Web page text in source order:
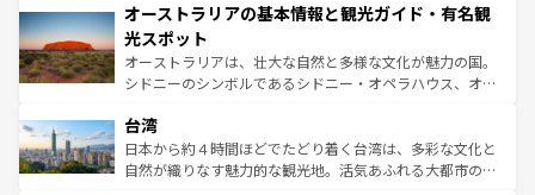
部のニューオーリンズでは、音楽と美食が融合した独特の
文化が魅力。旅行者はアメリカの各地域で異なる魅力を楽
しみながら、その多様性と豊かな歴史を感じることができ
るだろう。車でのロードトリップや列車の旅も、アメリカ
情報は
ワイ島は見逃せない。また、定番の観光地といえばオアフ
島だが、静かな自然を求めるならマウイ島やカウアイ島が
おすすめ。エメラルドグリーンに輝く海をはじめ、豊かな
文化や歴史が息づいている。「アロハスピリット」と呼ば
人々、おいしいローカルフードやハワイアンミュージッ
ク、伝統的なフラダンスなど、すべてがハワイの魅力を彩
っている。訪れるたびに新しい発見と感動が待っているハ
オーストラリアの基本情報と観光ガイド・有名観
光スポット
オーストラリアは、壮大な自然と多様な文化が魅力の国。
シドニーのシンボルであるシドニー・オペラハウス、オー
リアリーフや大陸中央部にそびえるウルル（エアーズロッ
ク）、タスマニアの美しい原生林やケアンズの熱帯雨林な
ど、見どころがたくさん。また、カフェやワイン、オージ
台湾
日本から約４時間ほどでたどり着く台湾は、多彩な文化と
自然が織りなす魅力的な観光地。活気あふれる大都市の台